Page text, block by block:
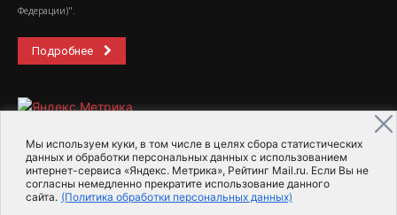
Мы используем куки, в том числе в целях сбора статистических
данных и обработки персональных данных с использованием
интернет-сервиса «Яндекс. Метрика», Рейтинг Mail.ru. Если Вы не
согласны немедленно прекратите использование данного
сайта. (Политика обработки персональных данных)
Федерации)".
Подробнее
2015-2026- Информационное агентство МедиаПоток